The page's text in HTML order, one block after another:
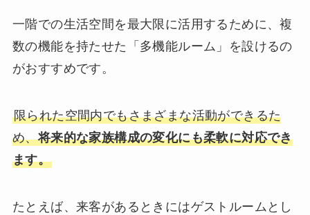
一階での生活空間を最大限に活用するために、複
数の機能を持たせた「多機能ルーム」を設けるの
がおすすめです。
限られた空間内でもさまざまな活動ができるた
め、将来的な家族構成の変化にも柔軟に対応でき
ます。
たとえば、来客があるときにはゲストルームとし